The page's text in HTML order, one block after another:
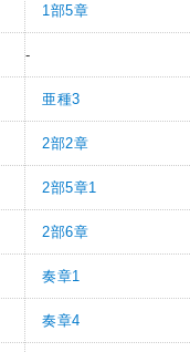
1部5章
-
亜種3
2部2章
2部5章1
2部6章
奏章1
奏章4